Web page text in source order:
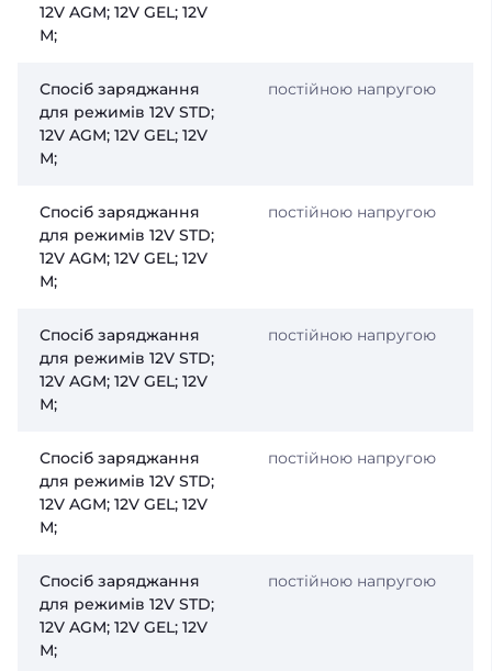
12V AGM; 12V GEL; 12V
М;
Спосіб заряджання
для режимів 12V STD;
12V AGM; 12V GEL; 12V
М;
постійною напругою
Спосіб заряджання
для режимів 12V STD;
12V AGM; 12V GEL; 12V
М;
постійною напругою
Спосіб заряджання
для режимів 12V STD;
12V AGM; 12V GEL; 12V
М;
постійною напругою
Спосіб заряджання
для режимів 12V STD;
12V AGM; 12V GEL; 12V
М;
постійною напругою
Спосіб заряджання
для режимів 12V STD;
12V AGM; 12V GEL; 12V
М;
постійною напругою